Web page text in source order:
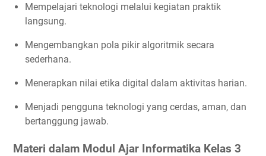
Mempelajari teknologi melalui kegiatan praktik
langsung.
Mengembangkan pola pikir algoritmik secara
sederhana.
Menerapkan nilai etika digital dalam aktivitas harian.
Menjadi pengguna teknologi yang cerdas, aman, dan
bertanggung jawab.
Materi dalam Modul Ajar Informatika Kelas 3